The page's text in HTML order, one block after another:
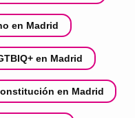
en Madrid
en Madrid
en Madrid